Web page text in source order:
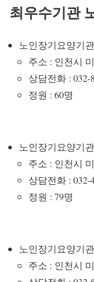
최우수기관
노인장기요양기
주소 : 인천시
상담전화 : 032-
정원 : 60명
노인장기요양기
주소 : 인천시
상담전화 : 032-
정원 : 79명
노인장기요양기
주소 : 인천시